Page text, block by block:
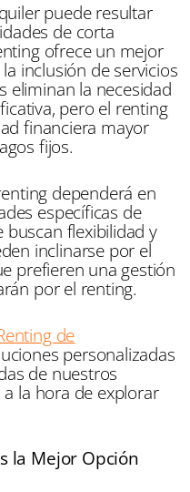
puede resultar
de corta
ofrece un mejor
inclusión de servicios
eliminan la necesidad
pero el renting
financiera mayor
fijos.
dependerá en
específicas de
buscan flexibilidad y
inclinarse por el
prefieren una gestión
por el renting.
de
personalizadas
de nuestros
la hora de explorar
la Mejor Opción